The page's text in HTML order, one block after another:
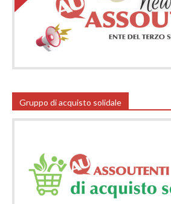
Gruppo di acquisto solidale